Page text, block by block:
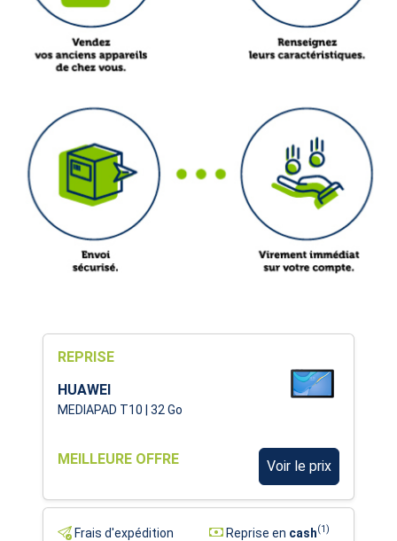
REPRISE
HUAWEI
MEDIAPAD T10 | 32 Go
MEILLEURE OFFRE Voir le prix
Frais d'expédition
Reprise en cash(1)